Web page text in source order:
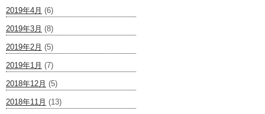
2019年4月 (6)
2019年3月 (8)
2019年2月 (5)
2019年1月 (7)
2018年12月 (5)
2018年11月 (13)